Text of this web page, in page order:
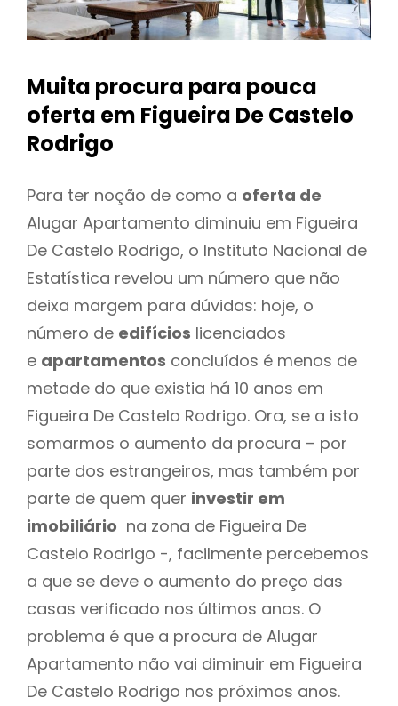
Muita procura para pouca
oferta em Figueira De Castelo
Rodrigo
Para ter noção de como a oferta de
Alugar Apartamento diminuiu em Figueira
De Castelo Rodrigo, o Instituto Nacional de
Estatística revelou um número que não
deixa margem para dúvidas: hoje, o
número de edifícios licenciados
e apartamentos concluídos é menos de
metade do que existia há 10 anos em
Figueira De Castelo Rodrigo. Ora, se a isto
somarmos o aumento da procura – por
parte dos estrangeiros, mas também por
parte de quem quer investir em
imobiliário na zona de Figueira De
Castelo Rodrigo -, facilmente percebemos
a que se deve o aumento do preço das
casas verificado nos últimos anos. O
problema é que a procura de Alugar
Apartamento não vai diminuir em Figueira
De Castelo Rodrigo nos próximos anos.